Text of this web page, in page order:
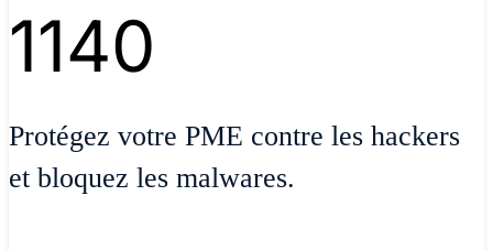
1140
Protégez votre PME contre les hackers
et bloquez les malwares.